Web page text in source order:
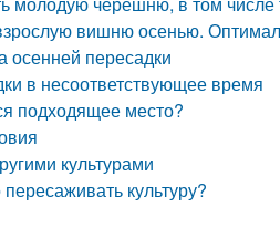
вишню осенью.
осенней пересадки
в несоответствующее время
подходящее место?
культурами
культуру?